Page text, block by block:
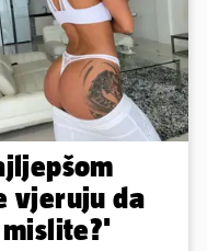
vjeruju da